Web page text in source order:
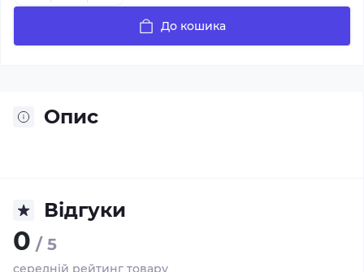
До кошика
Опис
Відгуки
0 / 5
середній рейтинг товару